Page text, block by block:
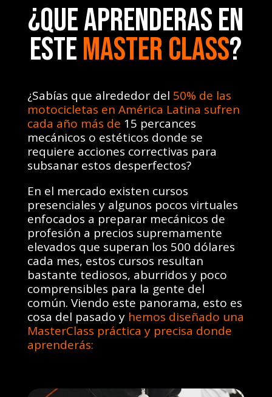
¿QUE APRENDERAS EN
ESTEMASTER CLASS?
¿Sabías que alrededor del 50% de las
motocicletas en América Latina sufren
cada año más de 15 percances
mecánicos o estéticos donde se
requiere acciones correctivas para
subsanar estos desperfectos?
En el mercado existen cursos
presenciales y algunos pocos virtuales
enfocados a preparar mecánicos de
profesión a precios supremamente
elevados que superan los 500 dólares
cada mes, estos cursos resultan
bastante tediosos, aburridos y poco
comprensibles para la gente del
común. Viendo este panorama, esto es
cosa del pasado y hemos diseñado una
MasterClass práctica y precisa donde
aprenderás: